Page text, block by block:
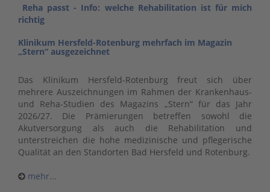
Reha passt - Info: welche Rehabilitation ist für mich
richtig
Klinikum Hersfeld-Rotenburg mehrfach im Magazin
„Stern“ ausgezeichnet
Das Klinikum Hersfeld-Rotenburg freut sich über
mehrere Auszeichnungen im Rahmen der Krankenhaus-
und Reha-Studien des Magazins „Stern“ für das Jahr
2026/27. Die Prämierungen betreffen sowohl die
Akutversorgung als auch die Rehabilitation und
unterstreichen die hohe medizinische und pflegerische
Qualität an den Standorten Bad Hersfeld und Rotenburg.
mehr...